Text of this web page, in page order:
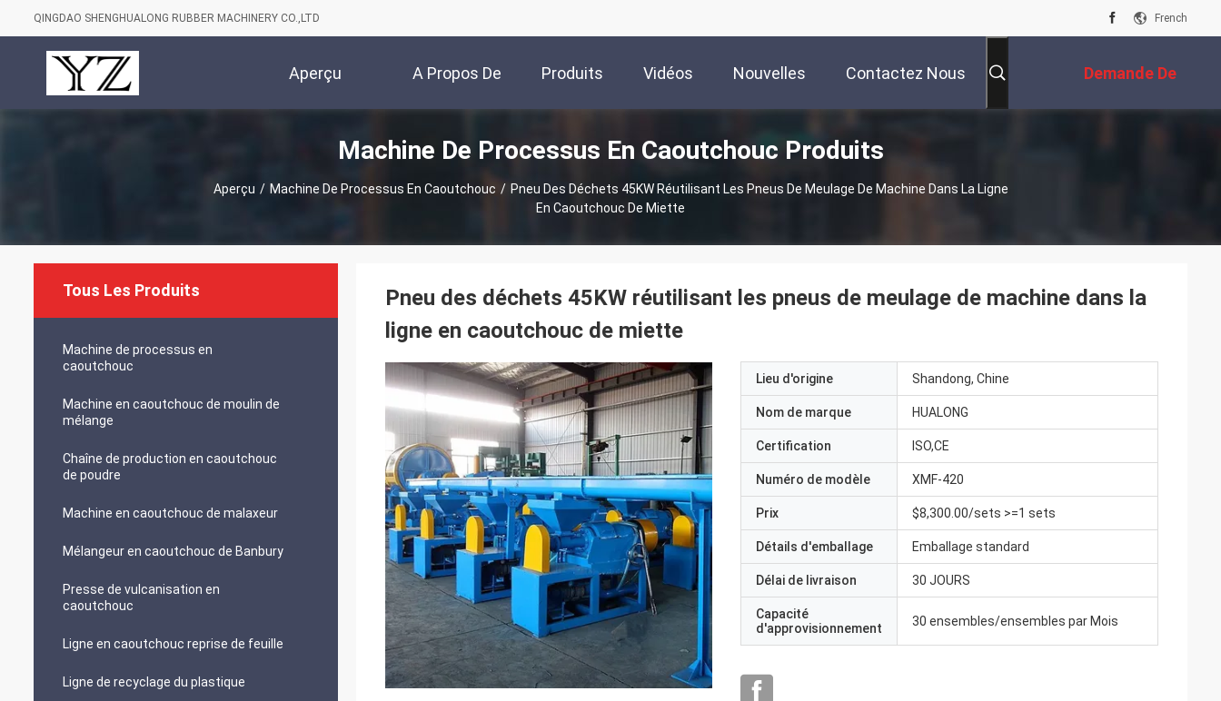
QINGDAO SHENGHUALONG RUBBER MACHINERY CO.,LTD French
Aperçu A Propos De
Nous
Produits Vidéos Nouvelles Contactez Nous Demande De
Soumission
Machine De Processus En Caoutchouc Produits
Aperçu / Machine De Processus En Caoutchouc / Pneu Des Déchets 45KW Réutilisant Les Pneus De Meulage De Machine Dans La Ligne
En Caoutchouc De Miette
Tous Les Produits
Machine de processus en
caoutchouc
Machine en caoutchouc de moulin de
mélange
Chaîne de production en caoutchouc
de poudre
Machine en caoutchouc de malaxeur
Mélangeur en caoutchouc de Banbury
Presse de vulcanisation en
caoutchouc
Ligne en caoutchouc reprise de feuille
Ligne de recyclage du plastique
Pneu des déchets 45KW réutilisant les pneus de meulage de machine dans la
ligne en caoutchouc de miette
Lieu d'origine Shandong, Chine
Nom de marque HUALONG
Certification ISO,CE
Numéro de modèle XMF-420
Prix $8,300.00/sets >=1 sets
Détails d'emballage Emballage standard
Délai de livraison 30 JOURS
Capacité
d'approvisionnement
30 ensembles/ensembles par Mois